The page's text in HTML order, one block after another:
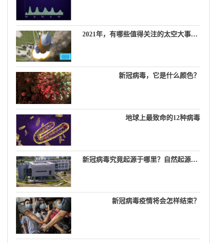
2021年，有哪些值得关注的太空大事件？
新冠病毒，它是什么颜色？
地球上最致命的12种病毒
新冠病毒究竟起源于哪里？自然起源说，生物武器说，实验室泄漏说……
新冠病毒疫情将会怎样结束？